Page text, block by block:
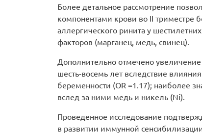
Более детальное рассмотрение
компонентами крови во II
аллергического ринита у
факторов (марганец, медь, свинец).
Дополнительно отмечено увеличение
шесть-восемь лет вследствие
беременности (OR =1.17); наиболее
вслед за ними медь и никель (Ni).
Проведенное исследование
в развитии иммунной